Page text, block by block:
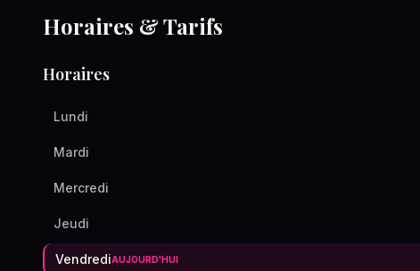
Horaires & Tarifs
Horaires
Lundi
Mardi
Mercredi
Jeudi
VendrediAUJOURD'HUI